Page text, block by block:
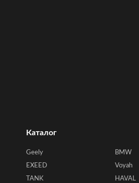
Каталог
Geely
BMW
EXEED
Voyah
TANK
HAVAL